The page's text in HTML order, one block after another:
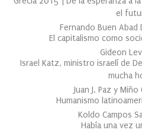
el
Fernando Buen Abad
El capitalismo como
Gideon
Israel Katz, ministro israelí de
mucha
Juan J. Paz y Miño
Humanismo
Koldo Campos
Había una vez